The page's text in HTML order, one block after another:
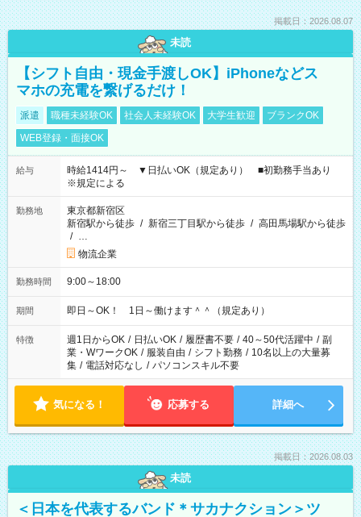
掲載日：2026.08.07
未読
【シフト自由・現金手渡しOK】iPhoneなどス
マホの充電を繋げるだけ！
派遣 職種未経験OK 社会人未経験OK 大学生歓迎
ブランクOK
WEB登録・面接OK
給与
時給1414円～ ▼日払いOK（規定あり） ■初勤務手当あり
※規定による
勤務地
東京都新宿区
新宿駅から徒歩 / 新宿三丁目駅から徒歩 / 高田馬場駅から徒歩
/ …
物流企業
勤務時間 9:00～18:00
期間 即日～OK！ 1日～働けます＾＾（規定あり）
特徴 週1日からOK / 日払いOK / 履歴書不要 / 40～50代活躍中 / 副
業・WワークOK / 服装自由 / シフト勤務 / 10名以上の大量募
集 / 電話対応なし / パソコンスキル不要
気になる！ 応募する 詳細へ
掲載日：2026.08.03
未読
＜日本を代表するバンド＊サカナクション＞ツ